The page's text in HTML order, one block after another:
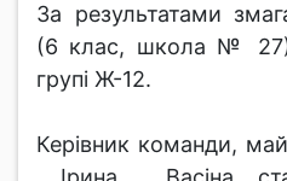
За результатами
(6 клас, школа № 27)
групі Ж-12.
Керівник команди,